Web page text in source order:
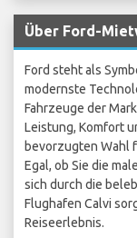
Über Ford-
Ford steht als
modernste
Fahrzeuge der
Leistung, Komfort
bevorzugten Wahl
Egal, ob Sie die
sich durch die
Flughafen Calvi
Reiseerlebnis.